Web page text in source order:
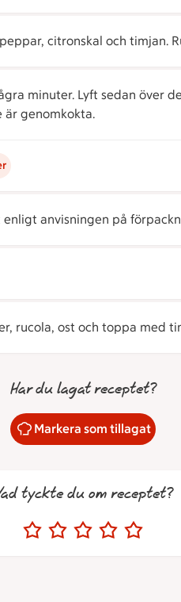
citronskal och timjan.
minuter. Lyft sedan över
är genomkokta.
anvisningen på
rucola, ost och toppa med
Har du lagat receptet?
Markera som tillagat
tyckte du om receptet?